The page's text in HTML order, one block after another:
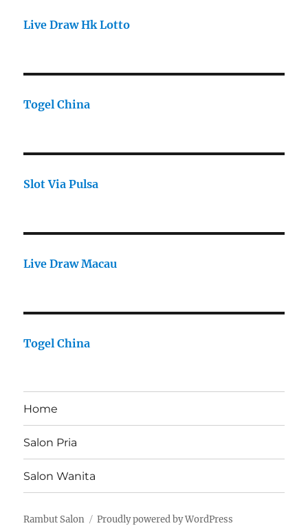
Live Draw Hk Lotto
Togel China
Slot Via Pulsa
Live Draw Macau
Togel China
Home
Salon Pria
Salon Wanita
Rambut Salon Proudly powered by WordPress